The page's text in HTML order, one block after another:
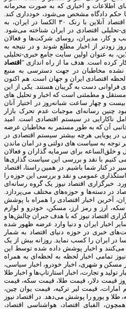
اطلاعات و اخباری که به صورت محرمانه
حکم دادگاه مشخص می‌شود، خودداری کند.
اقتصاد آنلاین با رنک ۳۰ الکسا در ایران، به
تحلیلی اقتصادی در ایران شناخته می‌شود.
و کار، مدیران، روسای شرکت‌ها و فعالان
زودتر از اخبار مطلع شوند و در نتیجه به
به عنوان اولین سایت جامع خبری-تحلیلی
اقتصاد
نشده مخاطبان در جهت دسترسی به منبع
اقتصادی ایران و جهان است. هم اکنون
فراوانی دست به گریبان هستند. یکی از این
و مطمئنی است که اخبار و تحلیل های
و چهار ساعت شبانه‌روز در اختیار آنان
چنین رسانه‌ای موجبات عدم تحرک بازار
ناکارایی در سیستم اقتصادی است. امید
آن که به طور مستمر به مخاطبان عرضه
در پویایی هرچه بیشتر سیستم اقتصادی در
توجه به سیاست های دولتی و در امان ماندن
خلق‌الساعه برای سرمایه گذاران و فعالان
با نقد و بررسی این سیاست گذاری‌ها
در کنار شما باشیم. در همین راستا، اقتصاد
عمومی و نقد و بررسی این حوزه را
خبرگزاری اقتصاد نیوز یک گروه رسانه‌ای
در دسته‌ها و حوزه‌های مختلف می‌پردازد.
آخرین اخبار اقتصادی را همراه با پوشش
ارز و رمز ارز، مسکن، خودرو و لوازم
اقتصاد نیوز که با هدف جبران چالش‌ها و
اخبار ایران و دنیا وارد عرضه ظهور شده
خبری در حوزه دنیای اقتصاد به شمار
و توانسته است رنک 18 الکسا در ایران را کسب نماید. روزانه بیش از یک
می‌کنند و اخبار پوشش داده شده توسط این
تمامی اخبار لحظه به لحظه‌ای به همراه
مسکن و شهری، اخبار خودرو، اخبار سیاسی،
تولید و تجارت، اخبار استارتاپ‌ها و اخبار طلا
قیمت دلار، قیمت طلا، قیمت سکه، قیمت
قیمت لیر ترکیه، قیمت یوان چین،
طلا و یورو را پوشش می‌دهد. در اقتصاد نیوز
الفبای اقتصاد، هواشناسی اقتصاد،